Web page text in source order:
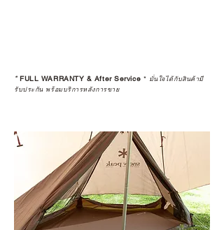
*FULL WARRANTY & After Service * มั่นใจได้กับสินค้ามี
รับประกัน พร้อมบริการหลังการขาย